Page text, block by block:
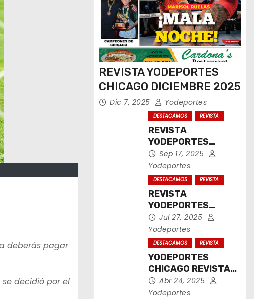
deberás pagar
decidió por el
REVISTA YODEPORTES
CHICAGO DICIEMBRE 2025
Dic 7, 2025 Yodeportes
DESTACAMOS REVISTA
REVISTA
YODEPORTES
CHICAGO
SEPTIEMBRE 2025
Sep 17, 2025
Yodeportes
DESTACAMOS REVISTA
REVISTA
YODEPORTES
CHICAGO JULIO
2025
Jul 27, 2025
Yodeportes
DESTACAMOS REVISTA
YODEPORTES
CHICAGO REVISTA
IMPRESA ABRIL
2025
Abr 24, 2025
Yodeportes